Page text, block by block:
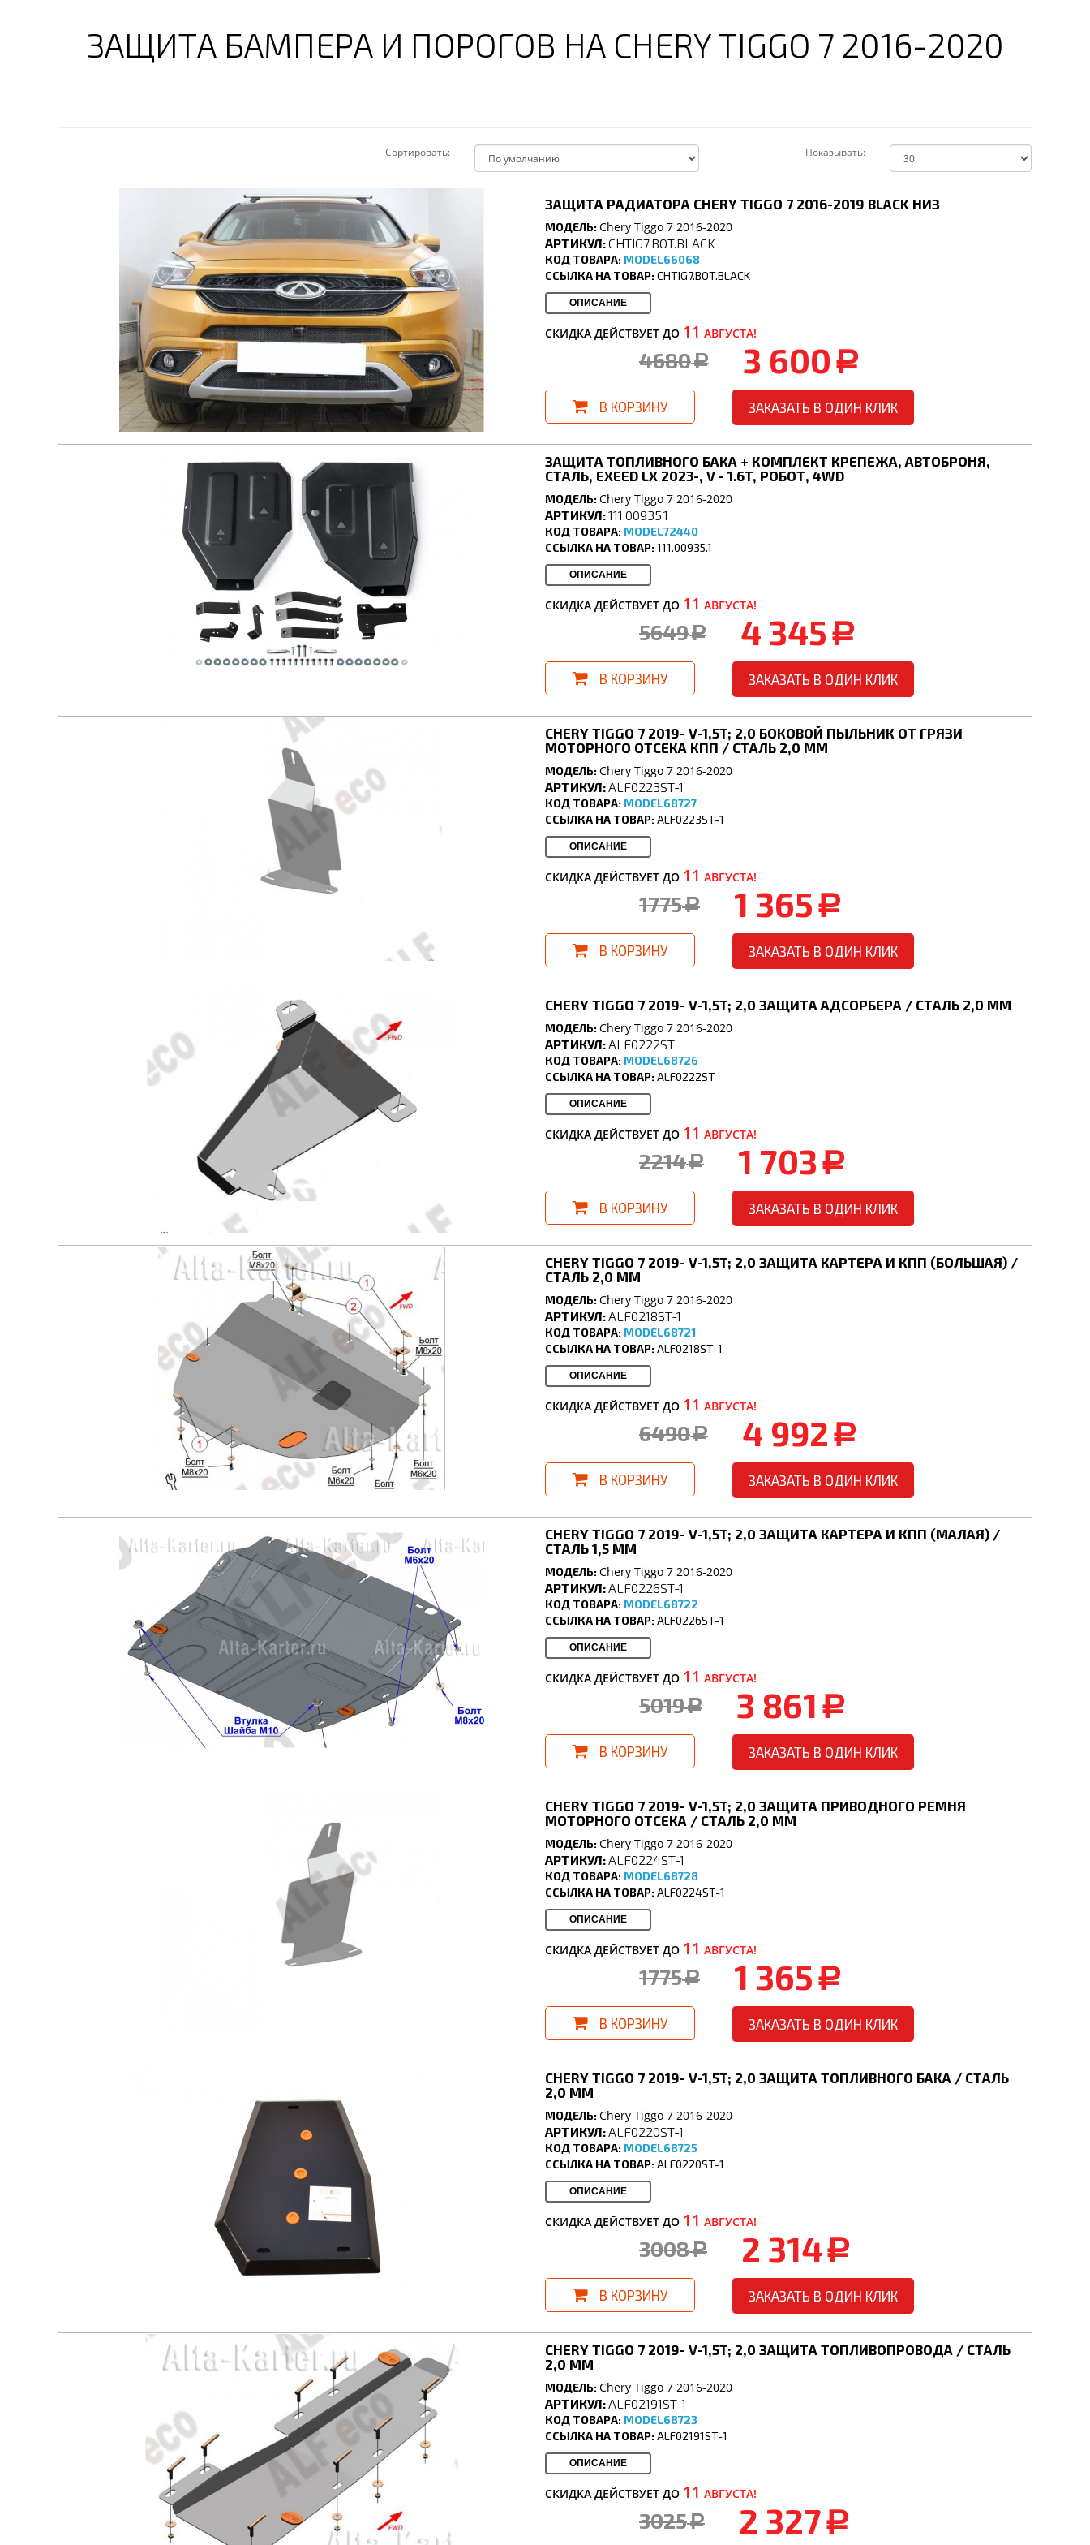
ЗАЩИТА БАМПЕРА И ПОРОГОВ НА CHERY TIGGO 7 2016-2020
Сортировать: Показывать:
ЗАЩИТА РАДИАТОРА CHERY TIGGO 7 2016-2019 BLACK НИЗ
МОДЕЛЬ:Chery Tiggo 7 2016-2020
АРТИКУЛ:CHTIG7.BOT.BLACK
КОД ТОВАРА: MODEL66068
ССЫЛКА НА ТОВАР:CHTIG7.BOT.BLACK
ОПИСАНИЕ
СКИДКА ДЕЙСТВУЕТ ДО 11 АВГУСТА!
4680a 3 600 a
В КОРЗИНУ ЗАКАЗАТЬ В ОДИН КЛИК
ЗАЩИТА ТОПЛИВНОГО БАКА + КОМПЛЕКТ КРЕПЕЖА, АВТОБРОНЯ,
СТАЛЬ, EXEED LX 2023-, V - 1.6T, РОБОТ, 4WD
МОДЕЛЬ:Chery Tiggo 7 2016-2020
АРТИКУЛ:111.00935.1
КОД ТОВАРА: MODEL72440
ССЫЛКА НА ТОВАР:111.00935.1
ОПИСАНИЕ
СКИДКА ДЕЙСТВУЕТ ДО 11 АВГУСТА!
5649a 4 345 a
В КОРЗИНУ ЗАКАЗАТЬ В ОДИН КЛИК
CHERY TIGGO 7 2019- V-1,5T; 2,0 БОКОВОЙ ПЫЛЬНИК ОТ ГРЯЗИ
МОТОРНОГО ОТСЕКА КПП / СТАЛЬ 2,0 ММ
МОДЕЛЬ:Chery Tiggo 7 2016-2020
АРТИКУЛ:ALF0223ST-1
КОД ТОВАРА: MODEL68727
ССЫЛКА НА ТОВАР:ALF0223ST-1
ОПИСАНИЕ
СКИДКА ДЕЙСТВУЕТ ДО 11 АВГУСТА!
1775a 1 365 a
В КОРЗИНУ ЗАКАЗАТЬ В ОДИН КЛИК
CHERY TIGGO 7 2019- V-1,5T; 2,0 ЗАЩИТА АДСОРБЕРА / СТАЛЬ 2,0 ММ
МОДЕЛЬ:Chery Tiggo 7 2016-2020
АРТИКУЛ:ALF0222ST
КОД ТОВАРА: MODEL68726
ССЫЛКА НА ТОВАР:ALF0222ST
ОПИСАНИЕ
СКИДКА ДЕЙСТВУЕТ ДО 11 АВГУСТА!
2214a 1 703 a
В КОРЗИНУ ЗАКАЗАТЬ В ОДИН КЛИК
CHERY TIGGO 7 2019- V-1,5T; 2,0 ЗАЩИТА КАРТЕРА И КПП (БОЛЬШАЯ) /
СТАЛЬ 2,0 ММ
МОДЕЛЬ:Chery Tiggo 7 2016-2020
АРТИКУЛ:ALF0218ST-1
КОД ТОВАРА: MODEL68721
ССЫЛКА НА ТОВАР:ALF0218ST-1
ОПИСАНИЕ
СКИДКА ДЕЙСТВУЕТ ДО 11 АВГУСТА!
6490a 4 992 a
В КОРЗИНУ ЗАКАЗАТЬ В ОДИН КЛИК
CHERY TIGGO 7 2019- V-1,5T; 2,0 ЗАЩИТА КАРТЕРА И КПП (МАЛАЯ) /
СТАЛЬ 1,5 ММ
МОДЕЛЬ:Chery Tiggo 7 2016-2020
АРТИКУЛ:ALF0226ST-1
КОД ТОВАРА: MODEL68722
ССЫЛКА НА ТОВАР:ALF0226ST-1
ОПИСАНИЕ
СКИДКА ДЕЙСТВУЕТ ДО 11 АВГУСТА!
5019a 3 861 a
В КОРЗИНУ ЗАКАЗАТЬ В ОДИН КЛИК
CHERY TIGGO 7 2019- V-1,5T; 2,0 ЗАЩИТА ПРИВОДНОГО РЕМНЯ
МОТОРНОГО ОТСЕКА / СТАЛЬ 2,0 ММ
МОДЕЛЬ:Chery Tiggo 7 2016-2020
АРТИКУЛ:ALF0224ST-1
КОД ТОВАРА: MODEL68728
ССЫЛКА НА ТОВАР:ALF0224ST-1
ОПИСАНИЕ
СКИДКА ДЕЙСТВУЕТ ДО 11 АВГУСТА!
1775a 1 365 a
В КОРЗИНУ ЗАКАЗАТЬ В ОДИН КЛИК
CHERY TIGGO 7 2019- V-1,5T; 2,0 ЗАЩИТА ТОПЛИВНОГО БАКА / СТАЛЬ
2,0 ММ
МОДЕЛЬ:Chery Tiggo 7 2016-2020
АРТИКУЛ:ALF0220ST-1
КОД ТОВАРА: MODEL68725
ССЫЛКА НА ТОВАР:ALF0220ST-1
ОПИСАНИЕ
СКИДКА ДЕЙСТВУЕТ ДО 11 АВГУСТА!
3008a 2 314 a
В КОРЗИНУ ЗАКАЗАТЬ В ОДИН КЛИК
CHERY TIGGO 7 2019- V-1,5T; 2,0 ЗАЩИТА ТОПЛИВОПРОВОДА / СТАЛЬ
2,0 ММ
МОДЕЛЬ:Chery Tiggo 7 2016-2020
АРТИКУЛ:ALF02191ST-1
КОД ТОВАРА: MODEL68723
ССЫЛКА НА ТОВАР:ALF02191ST-1
ОПИСАНИЕ
СКИДКА ДЕЙСТВУЕТ ДО 11 АВГУСТА!
3025a 2 327 a